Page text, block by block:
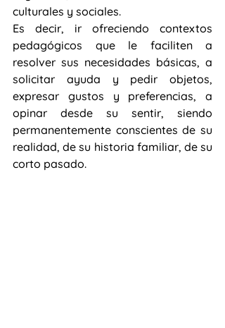
culturales y sociales.
Es decir, ir ofreciendo contextos
pedagógicos que le faciliten a
resolver sus necesidades básicas, a
solicitar ayuda y pedir objetos,
expresar gustos y preferencias, a
opinar desde su sentir, siendo
permanentemente conscientes de su
realidad, de su historia familiar, de su
corto pasado.